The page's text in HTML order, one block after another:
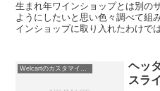
生まれ年ワインショップとは別の
ようにしたいと思い色々調べて組
インショップに取り入れたわけで
ヘッ
スラ